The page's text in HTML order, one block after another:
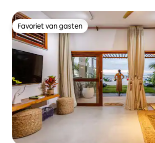
Favoriet van gasten
Favoriet van gasten